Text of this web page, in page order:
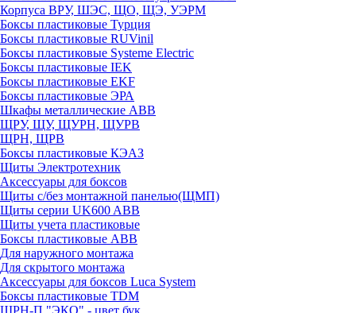
Корпуса ВРУ, ШЭС, ЩО, ЩЭ, УЭРМ
Боксы пластиковые Турция
Боксы пластиковые RUVinil
Боксы пластиковые Systeme Electric
Боксы пластиковые IEK
Боксы пластиковые EKF
Боксы пластиковые ЭРА
Шкафы металлические ABB
ЩРУ, ЩУ, ЩУРН, ЩУРВ
ЩРН, ЩРВ
Боксы пластиковые КЭАЗ
Щиты Электротехник
Аксессуары для боксов
Щиты с/без монтажной панелью(ЩМП)
Щиты серии UK600 ABB
Щиты учета пластиковые
Боксы пластиковые ABB
Для наружного монтажа
Для скрытого монтажа
Аксессуары для боксов Luca System
Боксы пластиковые TDM
ЩРН-П "ЭКО" - цвет бук